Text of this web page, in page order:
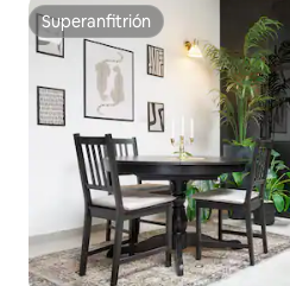
Superanfitrión
Superanfitrión